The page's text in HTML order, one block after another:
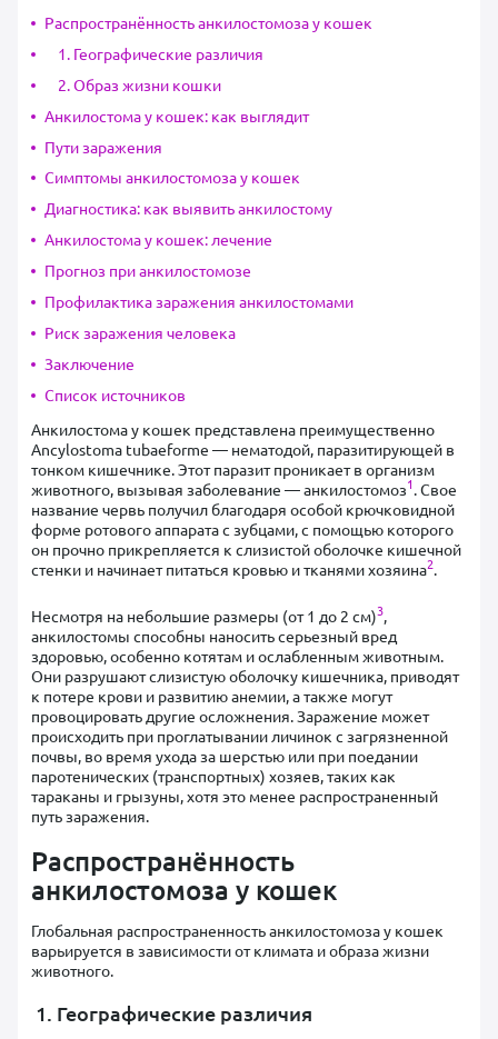
Распространённость анкилостомоза у кошек
1. Географические различия
2. Образ жизни кошки
Анкилостома у кошек: как выглядит
Пути заражения
Симптомы анкилостомоза у кошек
Диагностика: как выявить анкилостому
Анкилостома у кошек: лечение
Прогноз при анкилостомозе
Профилактика заражения анкилостомами
Риск заражения человека
Заключение
Список источников
Анкилостома у кошек представлена преимущественно
Ancylostoma tubaeforme — нематодой, паразитирующей в
тонком кишечнике. Этот паразит проникает в организм
животного, вызывая заболевание — анкилостомоз1. Свое
название червь получил благодаря особой крючковидной
форме ротового аппарата с зубцами, с помощью которого
он прочно прикрепляется к слизистой оболочке кишечной
стенки и начинает питаться кровью и тканями хозяина2.
Несмотря на небольшие размеры (от 1 до 2 см)3,
анкилостомы способны наносить серьезный вред
здоровью, особенно котятам и ослабленным животным.
Они разрушают слизистую оболочку кишечника, приводят
к потере крови и развитию анемии, а также могут
провоцировать другие осложнения. Заражение может
происходить при проглатывании личинок с загрязненной
почвы, во время ухода за шерстью или при поедании
паротенических (транспортных) хозяев, таких как
тараканы и грызуны, хотя это менее распространенный
путь заражения.
Распространённость
анкилостомоза у кошек
Глобальная распространенность анкилостомоза у кошек
варьируется в зависимости от климата и образа жизни
животного.
1. Географические различия